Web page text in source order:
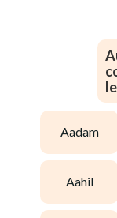
aadam
aahil